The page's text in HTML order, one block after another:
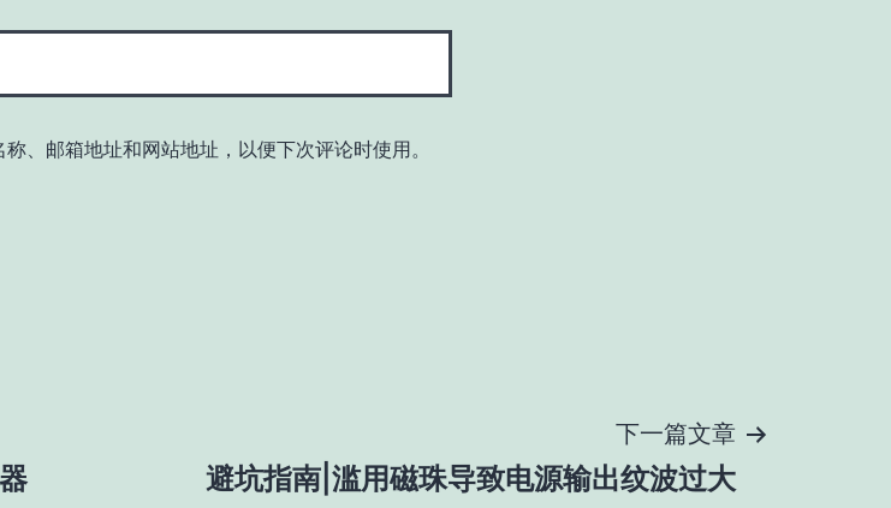
、邮箱地址和网站地址，以便下次评论时使用。
下一篇文章
避坑指南|滥用磁珠导致电源输出纹波过大